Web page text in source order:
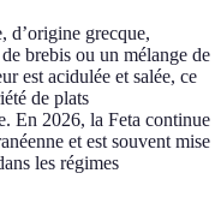
d’origine grecque,
brebis ou un mélange de
est acidulée et salée, ce
de plats
En 2026, la Feta continue
et est souvent mise
les régimes